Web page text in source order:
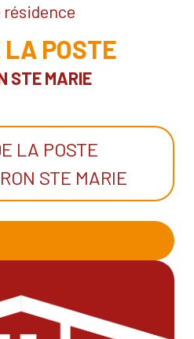
résidence
LA POSTE
STE MARIE
LA POSTE
STE MARIE